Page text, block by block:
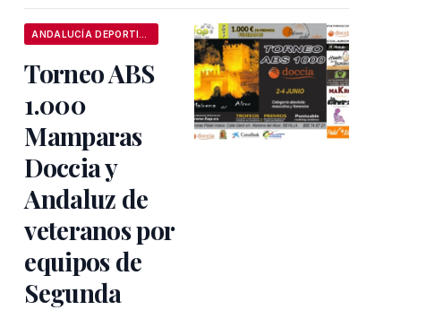
Torneo ABS
1.000
Mamparas
Doccia y
Andaluz de
veteranos por
equipos de
Segunda